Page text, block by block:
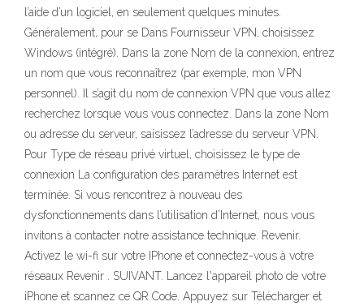
l’aide d’un logiciel, en seulement quelques minutes.
Généralement, pour se Dans Fournisseur VPN, choisissez
Windows (intégré). Dans la zone Nom de la connexion, entrez
un nom que vous reconnaîtrez (par exemple, mon VPN
personnel). Il s’agit du nom de connexion VPN que vous allez
recherchez lorsque vous vous connectez. Dans la zone Nom
ou adresse du serveur, saisissez l’adresse du serveur VPN.
Pour Type de réseau privé virtuel, choisissez le type de
connexion La configuration des paramètres Internet est
terminée. Si vous rencontrez à nouveau des
dysfonctionnements dans l’utilisation d’Internet, nous vous
invitons à contacter notre assistance technique. Revenir.
Activez le wi-fi sur votre IPhone et connectez-vous à votre
réseaux Revenir . SUIVANT. Lancez l'appareil photo de votre
iPhone et scannez ce QR Code. Appuyez sur Télécharger et